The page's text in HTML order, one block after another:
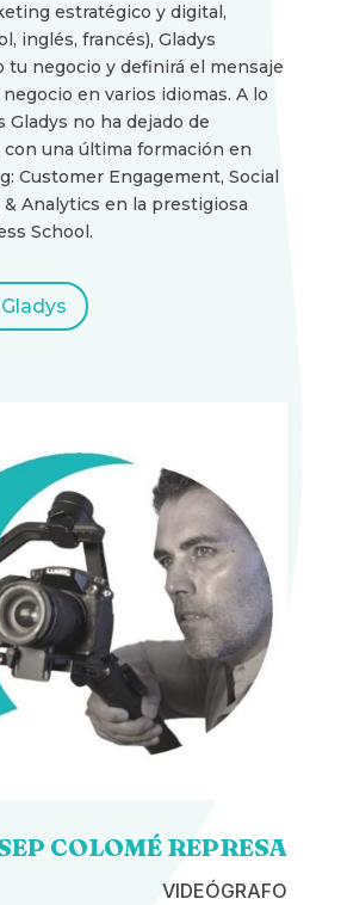
estratégico y digital,
inglés, francés), Gladys
tu negocio y definirá el mensaje
en varios idiomas. A lo
Gladys no ha dejado de
una última formación en
Customer Engagement, Social
Analytics en la prestigiosa
School .
COLOMÉ REPRESA
VIDEÓGRAFO